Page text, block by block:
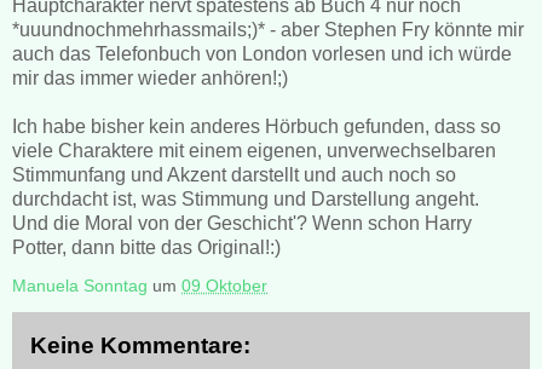
Hauptcharakter nervt spätestens ab Buch 4 nur noch
*uuundnochmehrhassmails;)* - aber Stephen Fry könnte mir
auch das Telefonbuch von London vorlesen und ich würde
mir das immer wieder anhören!;)
Ich habe bisher kein anderes Hörbuch gefunden, dass so
viele Charaktere mit einem eigenen, unverwechselbaren
Stimmunfang und Akzent darstellt und auch noch so
durchdacht ist, was Stimmung und Darstellung angeht.
Und die Moral von der Geschicht'? Wenn schon Harry
Potter, dann bitte das Original!:)
Manuela Sonntag um 09 Oktober
Keine Kommentare: